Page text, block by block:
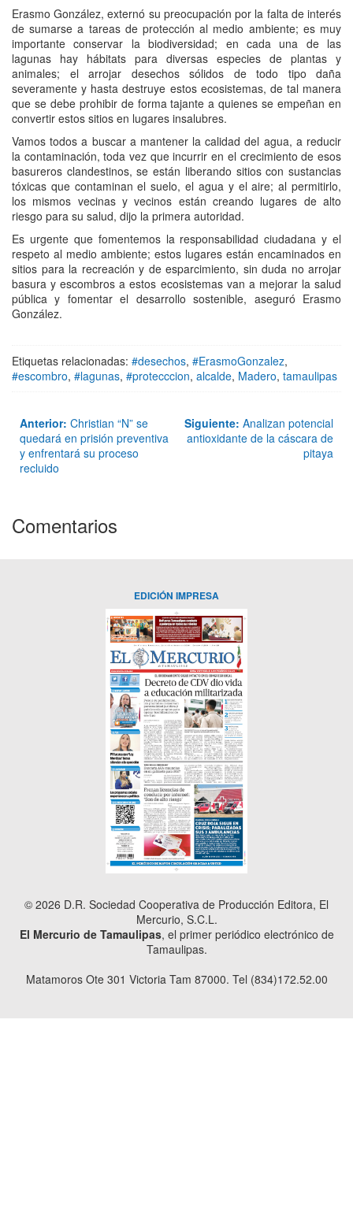
Erasmo González, externó su preocupación por la falta de interés
de sumarse a tareas de protección al medio ambiente; es muy
importante conservar la biodiversidad; en cada una de las
lagunas hay hábitats para diversas especies de plantas y
animales; el arrojar desechos sólidos de todo tipo daña
severamente y hasta destruye estos ecosistemas, de tal manera
que se debe prohibir de forma tajante a quienes se empeñan en
convertir estos sitios en lugares insalubres.
Vamos todos a buscar a mantener la calidad del agua, a reducir
la contaminación, toda vez que incurrir en el crecimiento de esos
basureros clandestinos, se están liberando sitios con sustancias
tóxicas que contaminan el suelo, el agua y el aire; al permitirlo,
los mismos vecinas y vecinos están creando lugares de alto
riesgo para su salud, dijo la primera autoridad.
Es urgente que fomentemos la responsabilidad ciudadana y el
respeto al medio ambiente; estos lugares están encaminados en
sitios para la recreación y de esparcimiento, sin duda no arrojar
basura y escombros a estos ecosistemas van a mejorar la salud
pública y fomentar el desarrollo sostenible, aseguró Erasmo
González.
Etiquetas relacionadas: #desechos, #ErasmoGonzalez,
#escombro, #lagunas, #protecccion, alcalde, Madero, tamaulipas
Anterior: Christian “N” se
quedará en prisión preventiva
y enfrentará su proceso
recluido
Siguiente: Analizan potencial
antioxidante de la cáscara de
pitaya
Comentarios
EDICIÓN IMPRESA
© 2026 D.R. Sociedad Cooperativa de Producción Editora, El
Mercurio, S.C.L.
El Mercurio de Tamaulipas, el primer periódico electrónico de
Tamaulipas.
Matamoros Ote 301 Victoria Tam 87000. Tel (834)172.52.00